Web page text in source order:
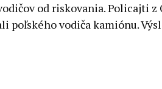
od riskovania. Policajti z
vodiča kamiónu.